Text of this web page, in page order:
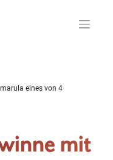
eines von 4
mit